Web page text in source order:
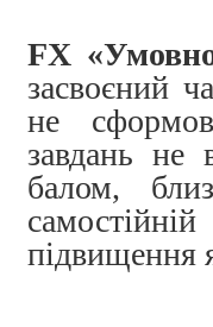
FX
засвоєний
не
завдань не
балом,
підвищення